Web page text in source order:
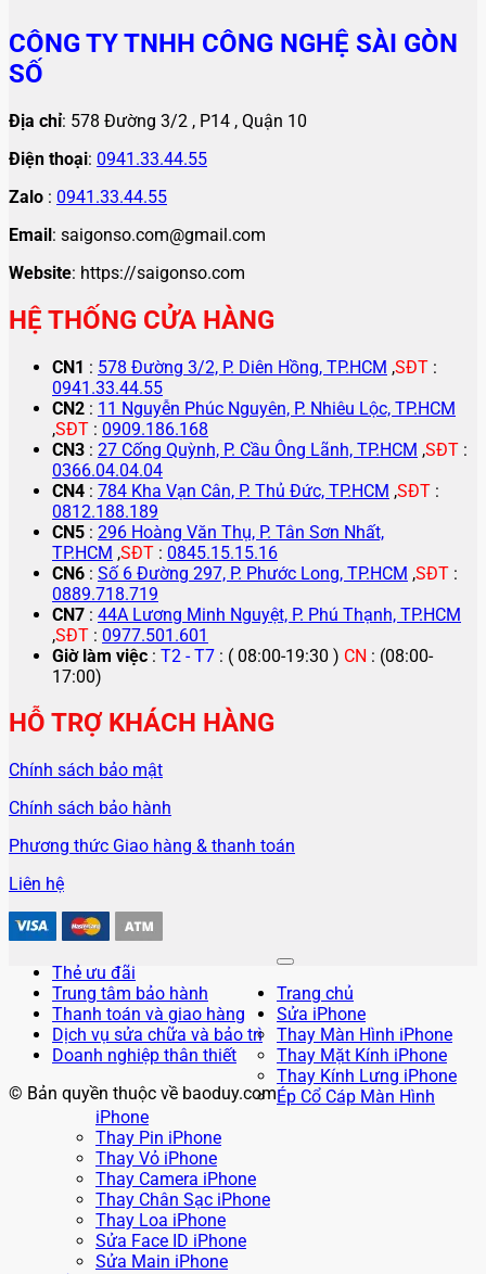
CÔNG TY TNHH CÔNG NGHỆ SÀI GÒN
SỐ
Địa chỉ: 578 Đường 3/2 , P14 , Quận 10
Điện thoại: 0941.33.44.55
Zalo : 0941.33.44.55
Email: saigonso.com@gmail.com
Website: https://saigonso.com
HỆ THỐNG CỬA HÀNG
CN1 : 578 Đường 3/2, P. Diên Hồng, TP.HCM ,SĐT :
0941.33.44.55
CN2 : 11 Nguyễn Phúc Nguyên, P. Nhiêu Lộc, TP.HCM
,SĐT : 0909.186.168
CN3 : 27 Cống Quỳnh, P. Cầu Ông Lãnh, TP.HCM ,SĐT :
0366.04.04.04
CN4 : 784 Kha Vạn Cân, P. Thủ Đức, TP.HCM ,SĐT :
0812.188.189
CN5 : 296 Hoàng Văn Thụ, P. Tân Sơn Nhất,
TP.HCM ,SĐT : 0845.15.15.16
CN6 : Số 6 Đường 297, P. Phước Long, TP.HCM ,SĐT :
0889.718.719
CN7 : 44A Lương Minh Nguyệt, P. Phú Thạnh, TP.HCM
,SĐT : 0977.501.601
Giờ làm việc : T2 - T7 : ( 08:00-19:30 ) CN : (08:00-
17:00)
HỖ TRỢ KHÁCH HÀNG
Chính sách bảo mật
Chính sách bảo hành
Phương thức Giao hàng & thanh toán
Liên hệ
Thẻ ưu đãi
Trung tâm bảo hành
Thanh toán và giao hàng
Dịch vụ sửa chữa và bảo trì
Doanh nghiệp thân thiết
© Bản quyền thuộc về baoduy.com
Trang chủ
Sửa iPhone
Thay Màn Hình iPhone
Thay Mặt Kính iPhone
Thay Kính Lưng iPhone
Ép Cổ Cáp Màn Hình
iPhone
Thay Pin iPhone
Thay Vỏ iPhone
Thay Camera iPhone
Thay Chân Sạc iPhone
Thay Loa iPhone
Sửa Face ID iPhone
Sửa Main iPhone